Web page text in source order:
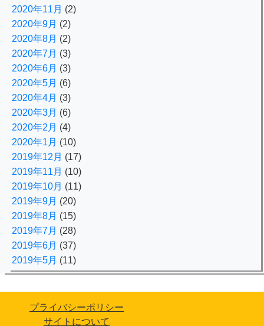
2020年11月 (2)
2020年9月 (2)
2020年8月 (2)
2020年7月 (3)
2020年6月 (3)
2020年5月 (6)
2020年4月 (3)
2020年3月 (6)
2020年2月 (4)
2020年1月 (10)
2019年12月 (17)
2019年11月 (10)
2019年10月 (11)
2019年9月 (20)
2019年8月 (15)
2019年7月 (28)
2019年6月 (37)
2019年5月 (11)
プライバシーポリシー
サイトについて